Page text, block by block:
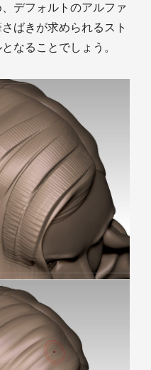
デフォルトのアルファ
ばきが求められるスト
なることでしょう。